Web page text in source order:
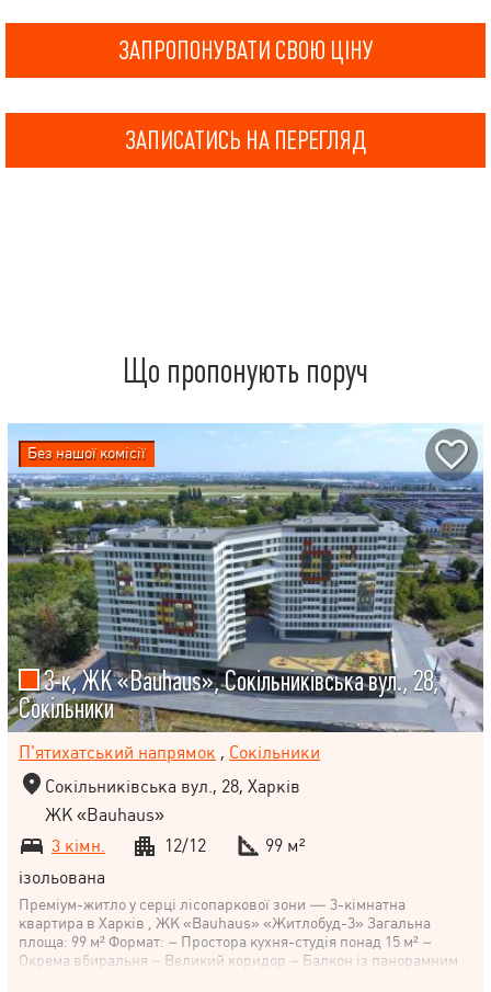
ЗАПРОПОНУВАТИ СВОЮ ЦІНУ
ЗАПИСАТИСЬ НА ПЕРЕГЛЯД
Що пропонують поруч
3-к, ЖК «Bauhaus», Сокільниківська вул., 28,
Сокільники
П'ятихатський напрямок , Сокільники
Сокільниківська вул., 28, Харків
ЖК «Bauhaus»
3 кімн.
12/12
99 м²
ізольована
Преміум-житло у серці лісопаркової зони — 3-кімнатна
квартира в Харків , ЖК «Bauhaus» «Житлобуд-3» Загальна
площа: 99 м² Формат: – Простора кухня-студія понад 15 м² –
Окрема вбиральня – Великий коридор – Балкон із панорамним
Без нашої комісії